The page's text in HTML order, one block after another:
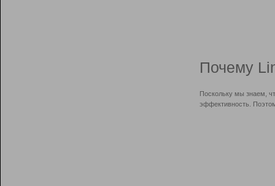
Почему
Поскольку мы знаем,
эффективность.